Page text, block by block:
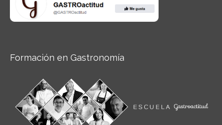
Formación en Gastronomía